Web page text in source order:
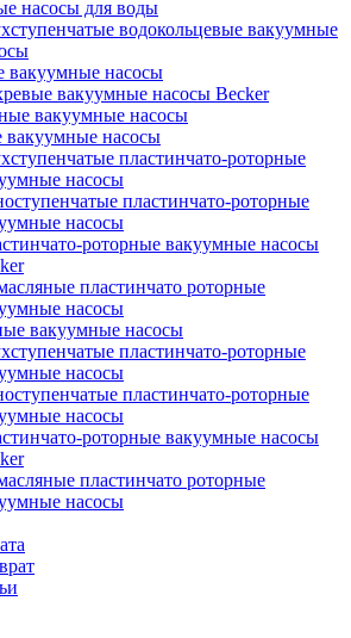
насосы для воды
водокольцевые вакуумные
вакуумные насосы
вакуумные насосы Becker
вакуумные насосы
вакуумные насосы
пластинчато-роторные
насосы
пластинчато-роторные
насосы
роторные вакуумные насосы
пластинчато роторные
насосы
вакуумные насосы
пластинчато-роторные
насосы
пластинчато-роторные
насосы
роторные вакуумные насосы
пластинчато роторные
насосы